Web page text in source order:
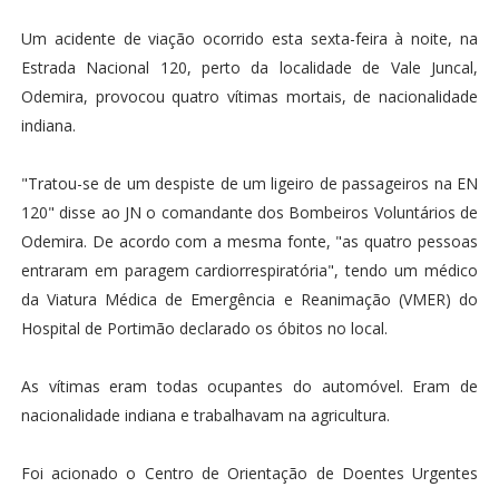
Um acidente de viação ocorrido esta sexta-feira à noite, na
Estrada Nacional 120, perto da localidade de Vale Juncal,
Odemira, provocou quatro vítimas mortais, de nacionalidade
indiana.
"Tratou-se de um despiste de um ligeiro de passageiros na EN
120" disse ao JN o comandante dos Bombeiros Voluntários de
Odemira. De acordo com a mesma fonte, "as quatro pessoas
entraram em paragem cardiorrespiratória", tendo um médico
da Viatura Médica de Emergência e Reanimação (VMER) do
Hospital de Portimão declarado os óbitos no local.
As vítimas eram todas ocupantes do automóvel. Eram de
nacionalidade indiana e trabalhavam na agricultura.
Foi acionado o Centro de Orientação de Doentes Urgentes